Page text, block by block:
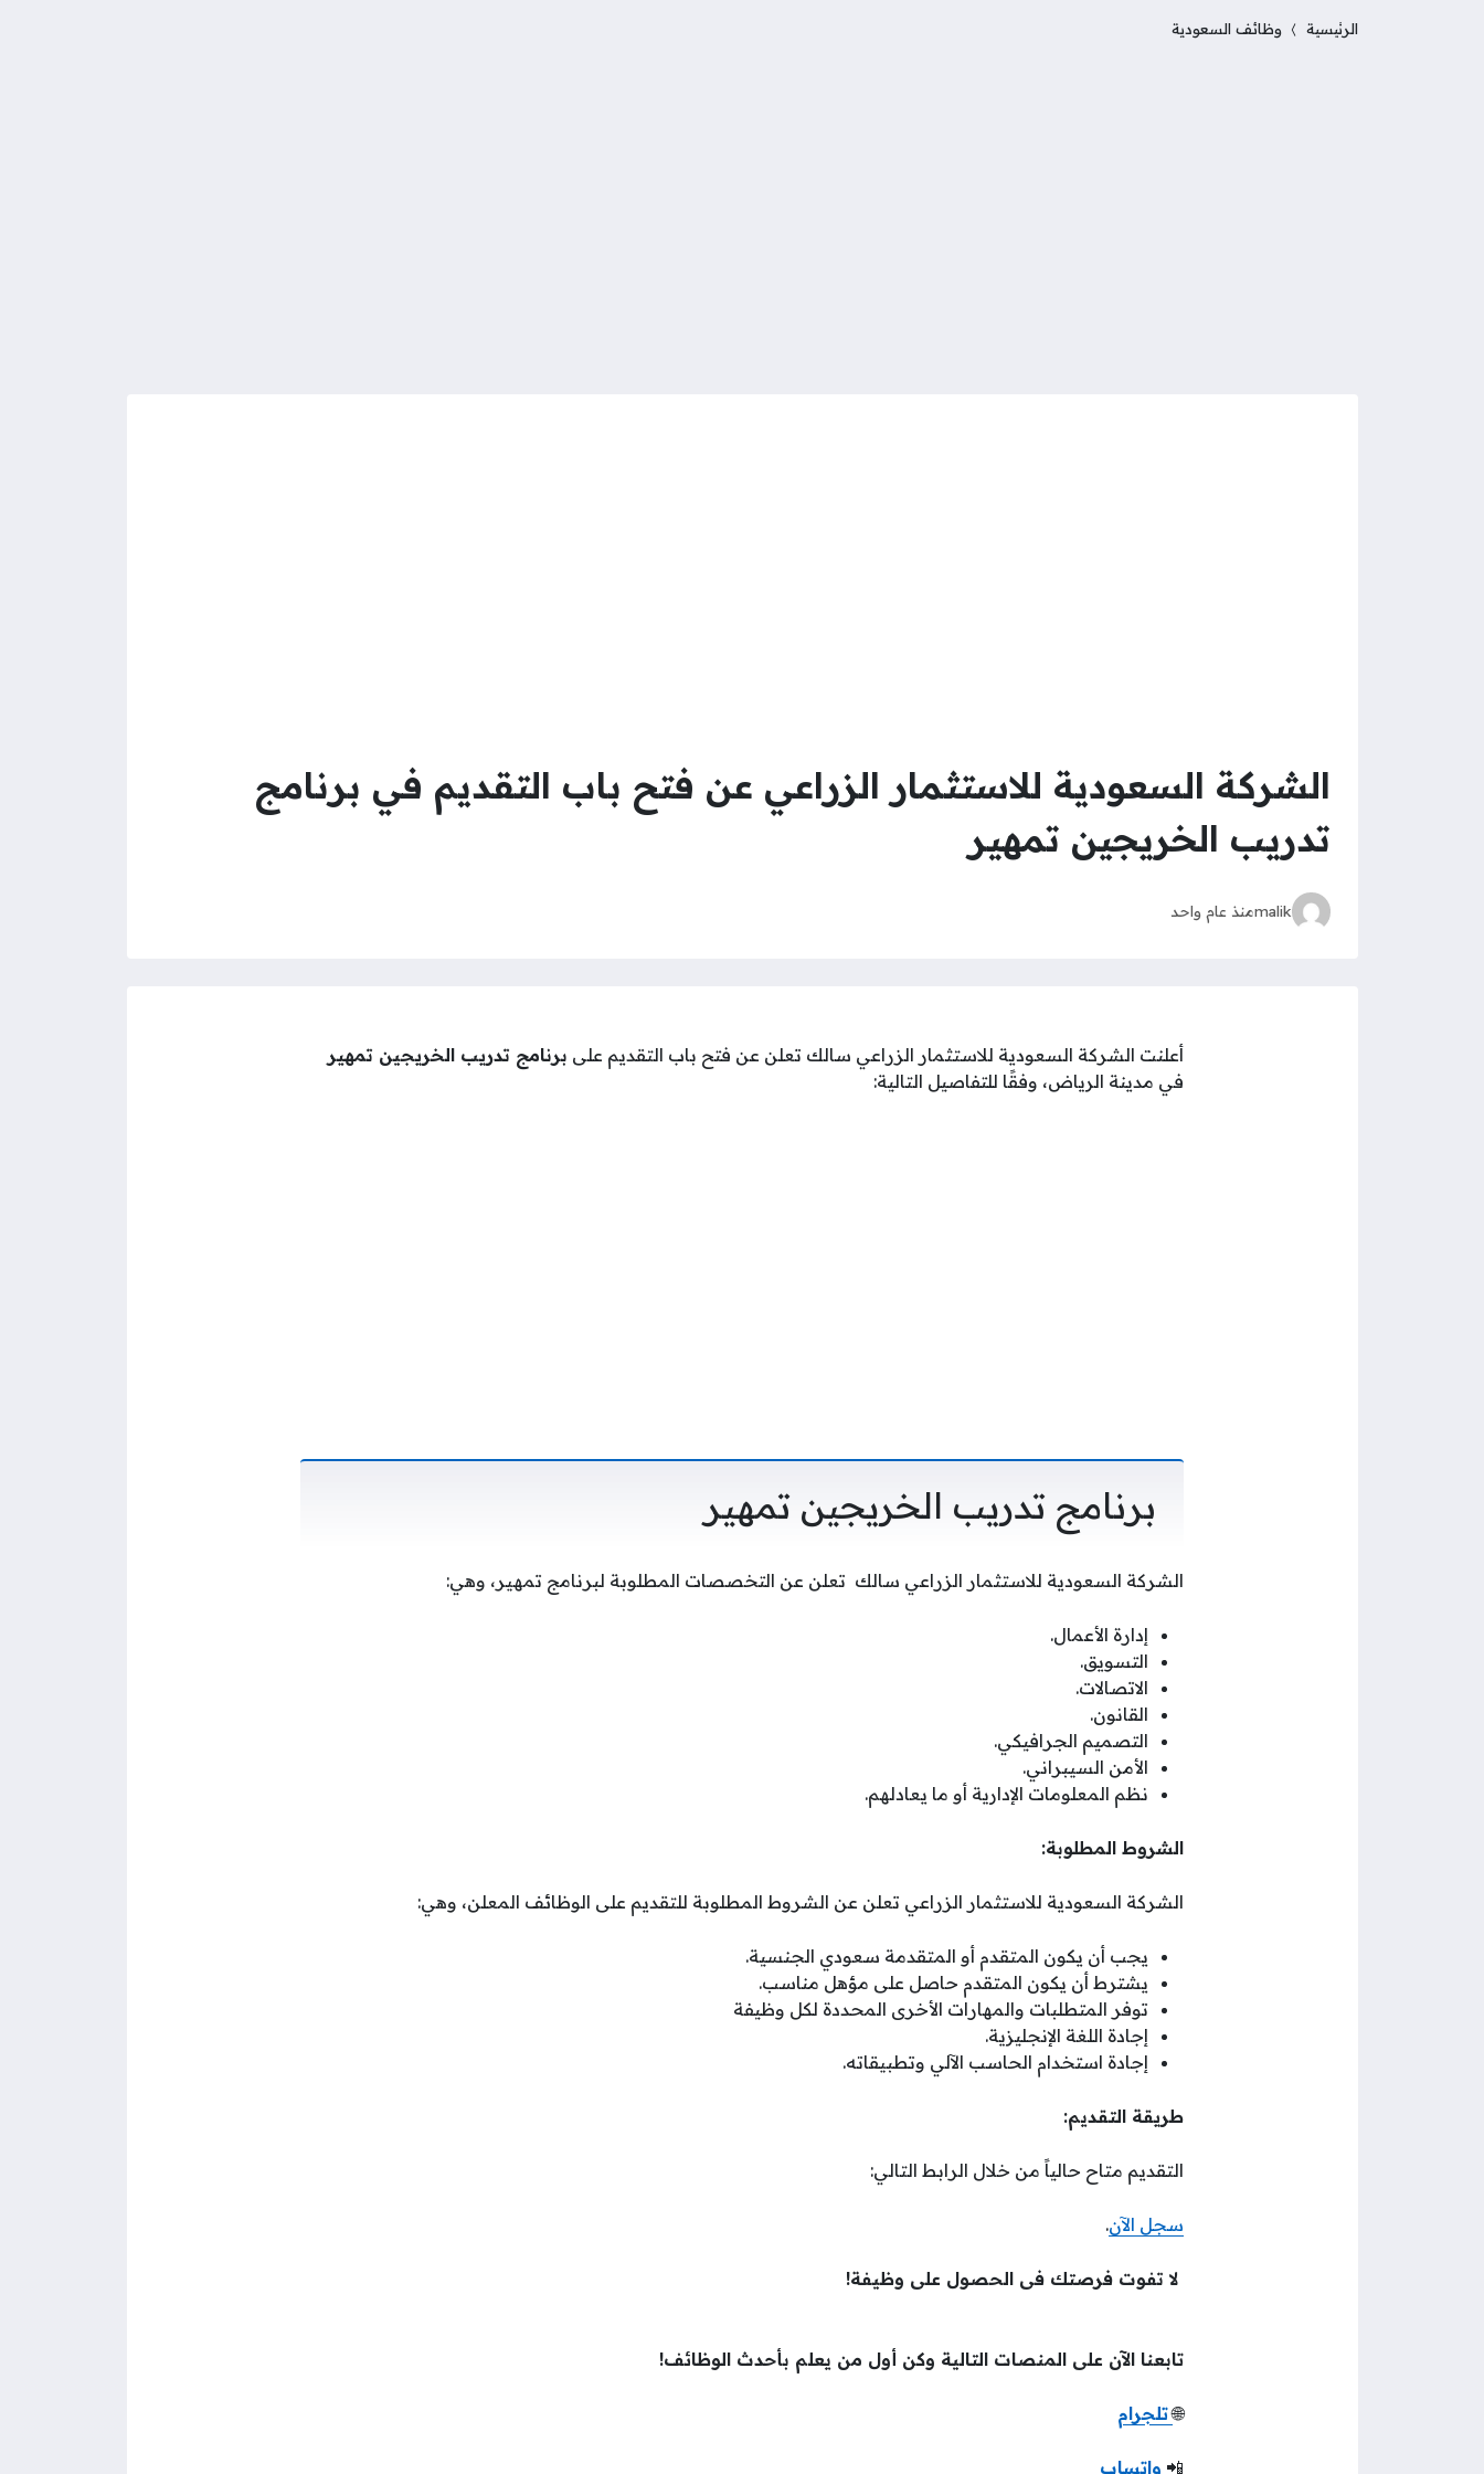
الرئيسية وظائف السعودية
الشركة السعودية للاستثمار الزراعي عن فتح باب التقديم في برنامج
تدريب الخريجين تمهير
malikمنذ عام واحد
أعلنت الشركة السعودية للاستثمار الزراعي سالك تعلن عن فتح باب التقديم على برنامج تدريب الخريجين تمهير
في مدينة الرياض، وفقًا للتفاصيل التالية:
برنامج تدريب الخريجين تمهير
الشركة السعودية للاستثمار الزراعي سالك تعلن عن التخصصات المطلوبة لبرنامج تمهير، وهي:
إدارة الأعمال.
التسويق.
الاتصالات.
القانون.
التصميم الجرافيكي.
الأمن السيبراني.
نظم المعلومات الإدارية أو ما يعادلهم.
الشروط المطلوبة:
الشركة السعودية للاستثمار الزراعي تعلن عن الشروط المطلوبة للتقديم على الوظائف المعلن، وهي:
يجب أن يكون المتقدم أو المتقدمة سعودي الجنسية.
يشترط أن يكون المتقدم حاصل على مؤهل مناسب.
توفر المتطلبات والمهارات الأخرى المحددة لكل وظيفة
إجادة اللغة الإنجليزية.
إجادة استخدام الحاسب الآلي وتطبيقاته.
طريقة التقديم:
التقديم متاح حالياً من خلال الرابط التالي:
سجل الآن.
لا تفوت فرصتك فى الحصول على وظيفة!
تابعنا الآن على المنصات التالية وكن أول من يعلم بأحدث الوظائف!
🌐 تلجرام
📲 واتساب